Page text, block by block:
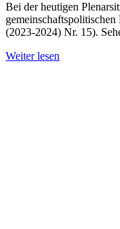
Bei der heutigen
(2023-2024) Nr. 15).
Weiter lesen